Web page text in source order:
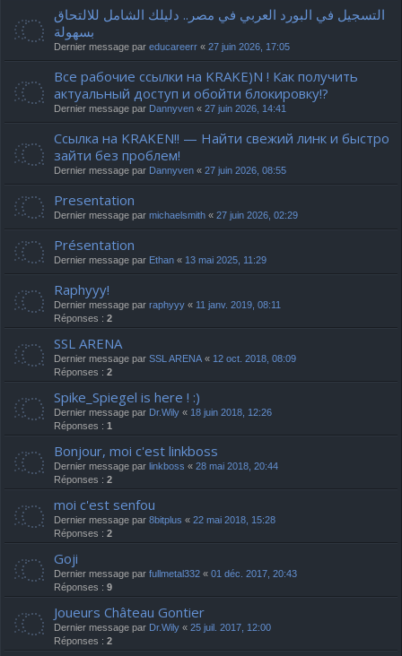
التسجيل في البورد العربي في مصر.. دليلك الشامل للالتحاق
بسهولة
Dernier message par educareerr « 27 juin 2026, 17:05
Все рабочие ссылки на KRAKE)N ! Как получить
актуальный доступ и обойти блокировку!?
Dernier message par Dannyven « 27 juin 2026, 14:41
Ссылка на KRAKEN!! — Найти свежий линк и быстро
зайти без проблем!
Dernier message par Dannyven « 27 juin 2026, 08:55
Presentation
Dernier message par michaelsmith « 27 juin 2026, 02:29
Présentation
Dernier message par Ethan « 13 mai 2025, 11:29
Raphyyy!
Dernier message par raphyyy « 11 janv. 2019, 08:11
Réponses : 2
SSL ARENA
Dernier message par SSL ARENA « 12 oct. 2018, 08:09
Réponses : 2
Spike_Spiegel is here ! :)
Dernier message par Dr.Wily « 18 juin 2018, 12:26
Réponses : 1
Bonjour, moi c'est linkboss
Dernier message par linkboss « 28 mai 2018, 20:44
Réponses : 2
moi c'est senfou
Dernier message par 8bitplus « 22 mai 2018, 15:28
Réponses : 2
Goji
Dernier message par fullmetal332 « 01 déc. 2017, 20:43
Réponses : 9
Joueurs Château Gontier
Dernier message par Dr.Wily « 25 juil. 2017, 12:00
Réponses : 2